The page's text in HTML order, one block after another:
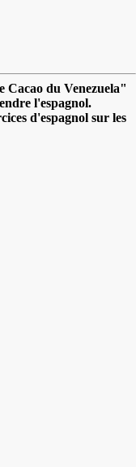
Cacao du Venezuela"
l'espagnol.
d'espagnol sur les